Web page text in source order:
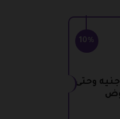
10%
كوبون خصم نون محمد صلاح 50 جنيه وحتى